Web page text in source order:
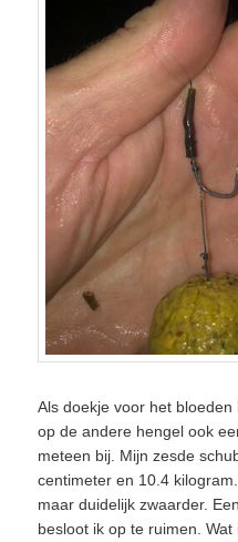
Als doekje voor het
op de andere hengel ook
meteen bij. Mijn zesde
centimeter en 10.4
maar duidelijk zwaarder.
besloot ik op te ruimen.